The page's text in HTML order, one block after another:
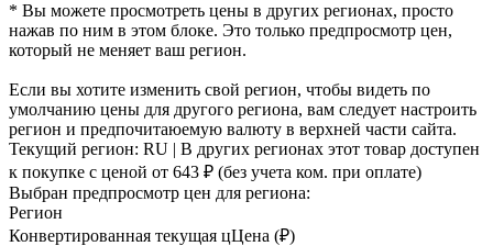
* Вы можете просмотреть цены в других регионах, просто
нажав по ним в этом блоке. Это только предпросмотр цен,
который не меняет ваш регион.
Если вы хотите изменить свой регион, чтобы видеть по
умолчанию цены для другого региона, вам следует настроить
регион и предпочитаюемую валюту в верхней части сайта.
Текущий регион: RU | В других регионах этот товар доступен
к покупке с ценой от 643 ₽ (без учета ком. при оплате)
Выбран предпросмотр цен для региона:
Регион
Конвертированная текущая цЦена (₽)